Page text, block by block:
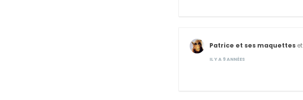
Patrice et ses maquettes et
IL Y A 9 ANNÉES